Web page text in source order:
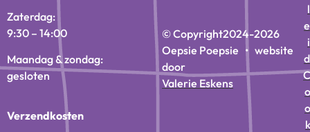
Zaterdag:
9:30 – 14:00
Maandag & zondag:
gesloten
Verzendkosten
© Copyright2024-2026
Oepsie Poepsie • website
door
Valerie Eskens
l
e
i
d
C
o
o
k